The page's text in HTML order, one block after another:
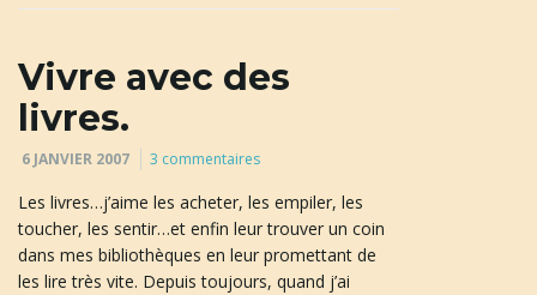
Vivre avec des
livres.
6 JANVIER 2007 3 commentaires
Les livres…j’aime les acheter, les empiler, les
toucher, les sentir…et enfin leur trouver un coin
dans mes bibliothèques en leur promettant de
les lire très vite. Depuis toujours, quand j’ai